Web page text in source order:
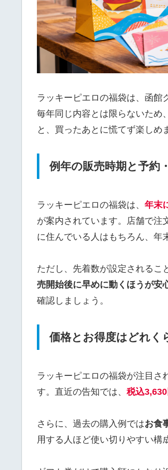
ラッキーピエロの福袋は、函館
毎年同じ内容とは限らないため、
と、買ったあとに慌てず楽しめ
例年の販売時期と予約
ラッキーピエロの福袋は、 年末
が案内されています。店舗で注
に住んでいる人はもちろん、年
ただし、先着数が設定されるこ
売開始後に早めに動くほうが安
確認しましょう。
価格とお得度はどれく
ラッキーピエロの福袋が注目さ
す。直近の告知では、 税込
さらに、過去の購入例ではお食
用する人ほど使い切りやすい構